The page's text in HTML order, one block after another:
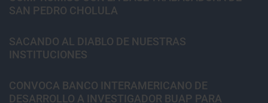
SAN PEDRO CHOLULA
SACANDO AL DIABLO DE NUESTRAS
INSTITUCIONES
CONVOCA BANCO INTERAMERICANO DE
DESARROLLO A INVESTIGADOR BUAP PARA